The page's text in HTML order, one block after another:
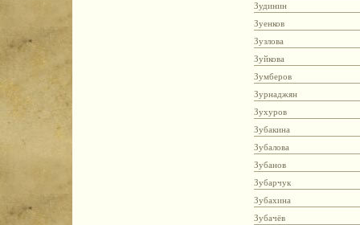
Зудинин
Зуенков
Зузлова
Зуйкова
Зумберов
Зурнаджян
Зухуров
Зубакина
Зубалова
Зубанов
Зубарчук
Зубахина
Зубачёв